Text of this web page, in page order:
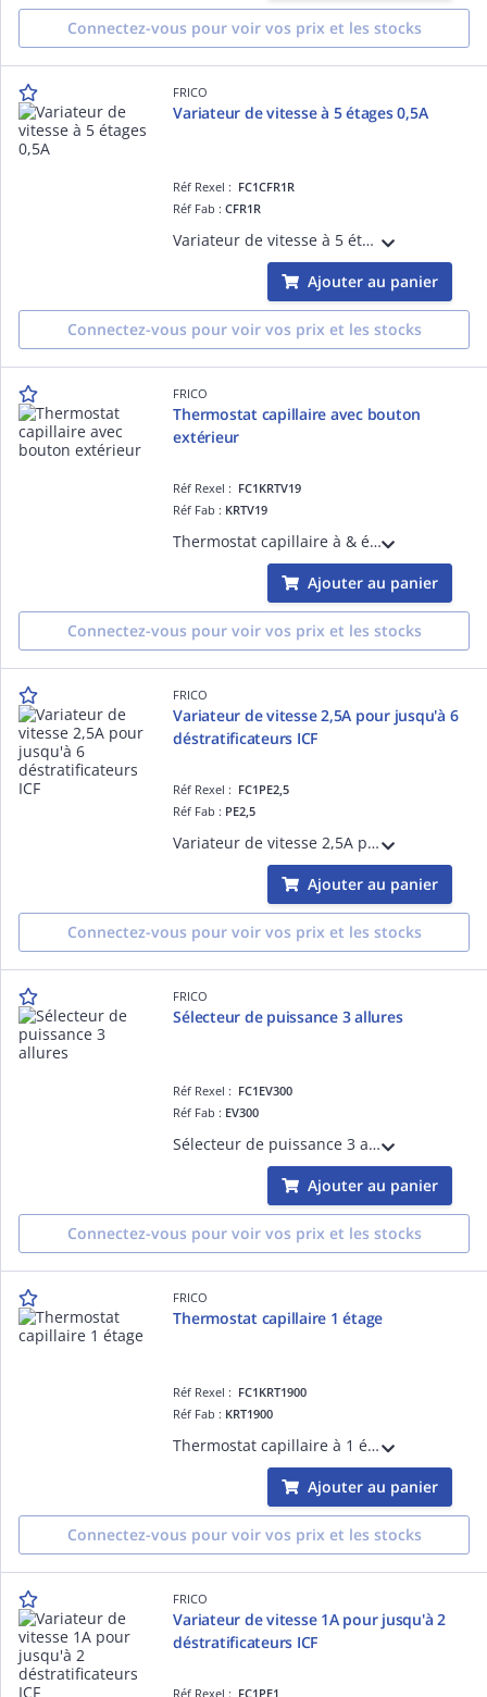
Connectez-vous pour voir vos prix et les stocks
FRICO
Variateur de vitesse à 5 étages 0,5A
Réf Rexel : FC1CFR1R
Réf Fab :CFR1R
Variateur de vitesse à 5 étages 0,5A pour 1 déstratificateur ICF
Ajouter au panier
Connectez-vous pour voir vos prix et les stocks
FRICO
Thermostat capillaire avec bouton
extérieur
Réf Rexel : FC1KRTV19
Réf Fab : KRTV19
Thermostat capillaire à & étage avec bouton extérieur
Ajouter au panier
Connectez-vous pour voir vos prix et les stocks
FRICO
Variateur de vitesse 2,5A pour jusqu'à 6
déstratificateurs ICF
Réf Rexel : FC1PE2,5
Réf Fab : PE2,5
Variateur de vitesse 2,5A pouvant piloter jusqu'à 6 déstratificateurs ICF
Ajouter au panier
Connectez-vous pour voir vos prix et les stocks
FRICO
Sélecteur de puissance 3 allures
Réf Rexel : FC1EV300
Réf Fab : EV300
Sélecteur de puissance 3 allures pour aérotherme
Ajouter au panier
Connectez-vous pour voir vos prix et les stocks
FRICO
Thermostat capillaire 1 étage
Réf Rexel : FC1KRT1900
Réf Fab : KRT1900
Thermostat capillaire à 1 étage
Ajouter au panier
Connectez-vous pour voir vos prix et les stocks
FRICO
Variateur de vitesse 1A pour jusqu'à 2
déstratificateurs ICF
Réf Rexel : FC1PE1